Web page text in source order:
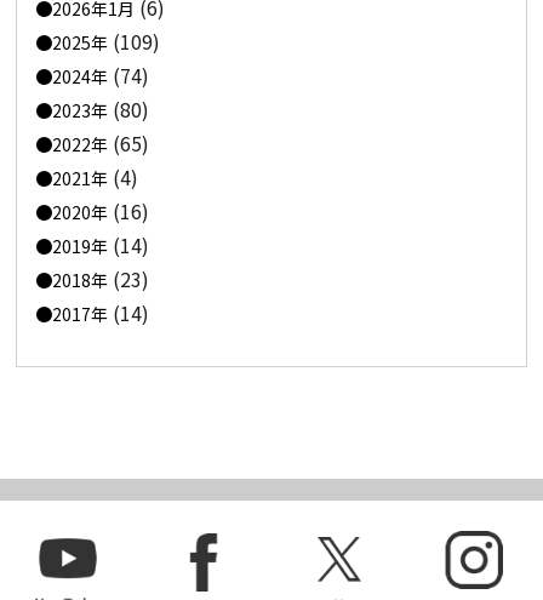
2026年1月 (6)
2025年 (109)
2024年 (74)
2023年 (80)
2022年 (65)
2021年 (4)
2020年 (16)
2019年 (14)
2018年 (23)
2017年 (14)